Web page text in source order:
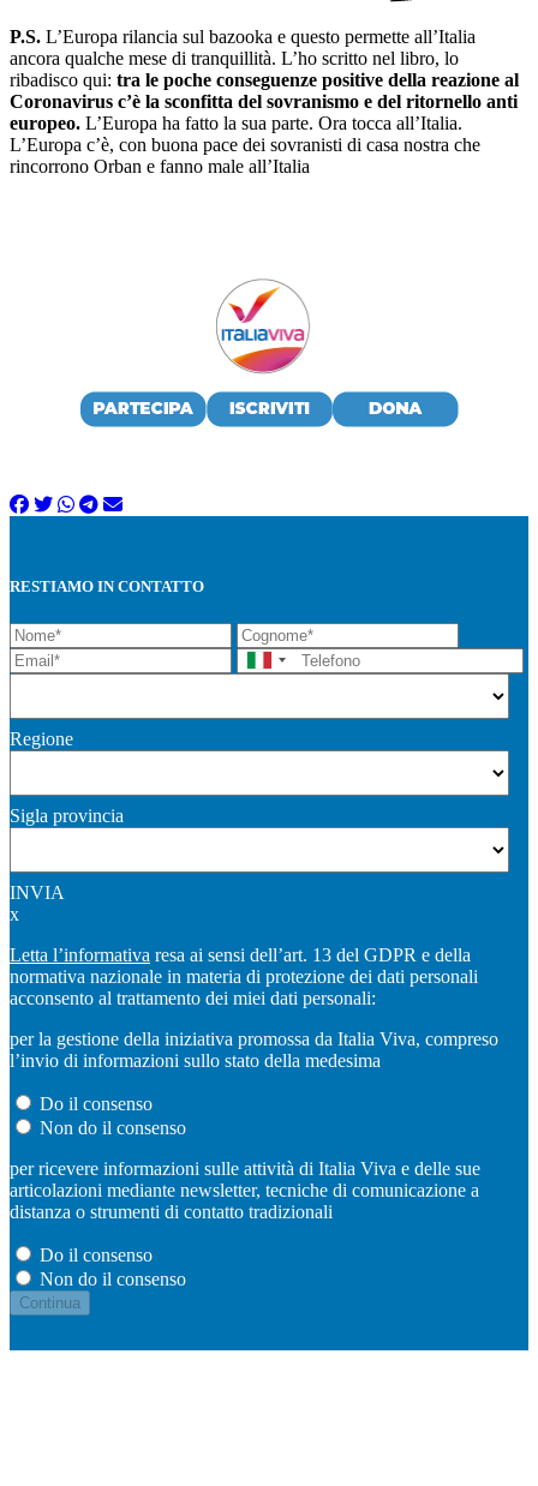
P.S. L’Europa rilancia sul bazooka e questo permette all’Italia
ancora qualche mese di tranquillità. L’ho scritto nel libro, lo
ribadisco qui: tra le poche conseguenze positive della reazione al
Coronavirus c’è la sconfitta del sovranismo e del ritornello anti
europeo. L’Europa ha fatto la sua parte. Ora tocca all’Italia.
L’Europa c’è, con buona pace dei sovranisti di casa nostra che
rincorrono Orban e fanno male all’Italia
RESTIAMO IN CONTATTO
Regione
Sigla provincia
INVIA
x
Letta l’informativa resa ai sensi dell’art. 13 del GDPR e della
normativa nazionale in materia di protezione dei dati personali
acconsento al trattamento dei miei dati personali:
per la gestione della iniziativa promossa da Italia Viva, compreso
l’invio di informazioni sullo stato della medesima
Do il consenso
Non do il consenso
per ricevere informazioni sulle attività di Italia Viva e delle sue
articolazioni mediante newsletter, tecniche di comunicazione a
distanza o strumenti di contatto tradizionali
Do il consenso
Non do il consenso